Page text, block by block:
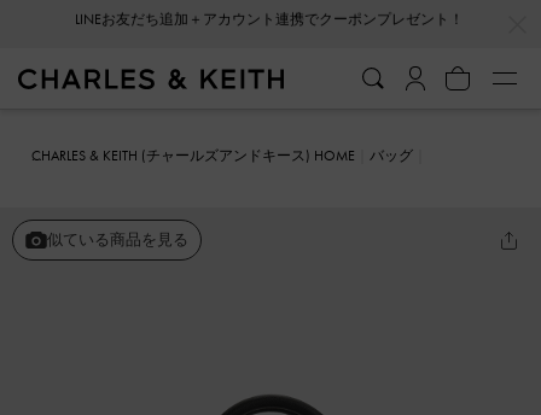
会員登録＋ニュースレター登録で10%OFFクーポンプレゼント！
CHARLES & KEITH (チャールズアンドキース) HOME
バッグ
似ている商品を見る